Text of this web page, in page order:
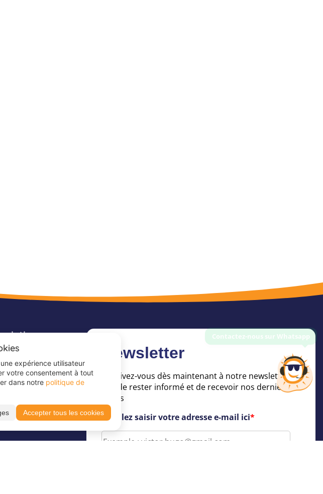
néerlandais
sportifs
Newsletter
Inscrivez-vous dès maintenant à notre newsletter
afin de rester informé et de recevoir nos dernières
offres
Veuillez saisir votre adresse e-mail ici*
expérience utilisateur
votre consentement à tout
dans notre politique de
Accepter tous les cookies